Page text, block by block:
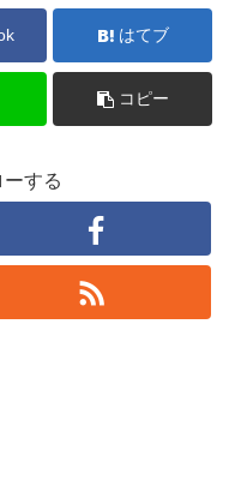
はてブ
コピー
ーする